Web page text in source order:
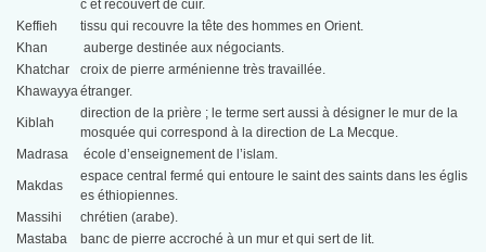
c et recouvert de cuir.
Keffieh
tissu qui recouvre la tête des hommes en Orient.
Khan
auberge destinée aux négociants.
Khatchar
croix de pierre arménienne très travaillée.
Khawayyaétranger.
Kiblah
direction de la prière ; le terme sert aussi à désigner le mur de la
mosquée qui correspond à la direction de La Mecque.
Madrasa
école d’enseignement de l’islam.
Makdas
espace central fermé qui entoure le saint des saints dans les églis
es éthiopiennes.
Massihi
chrétien (arabe).
Mastaba
banc de pierre accroché à un mur et qui sert de lit.